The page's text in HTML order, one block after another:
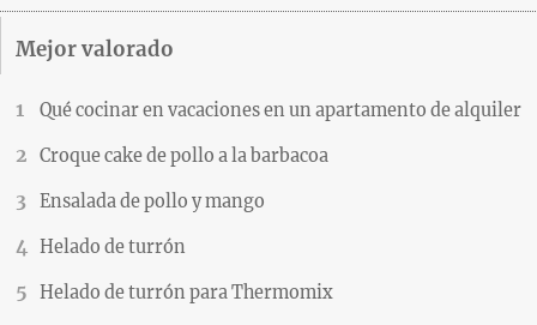
Mejor valorado
Qué cocinar en vacaciones en un apartamento de alquiler
Croque cake de pollo a la barbacoa
Ensalada de pollo y mango
Helado de turrón
Helado de turrón para Thermomix